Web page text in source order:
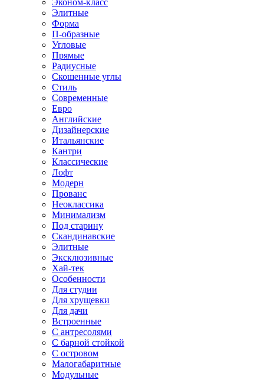
Эконом-класс
Элитные
Форма
П-образные
Угловые
Прямые
Радиусные
Скошенные углы
Стиль
Современные
Евро
Английские
Дизайнерские
Итальянские
Кантри
Классические
Лофт
Модерн
Прованс
Неоклассика
Минимализм
Под старину
Скандинавские
Элитные
Эксклюзивные
Хай-тек
Особенности
Для студии
Для хрущевки
Для дачи
Встроенные
С антресолями
С барной стойкой
С островом
Малогабаритные
Модульные